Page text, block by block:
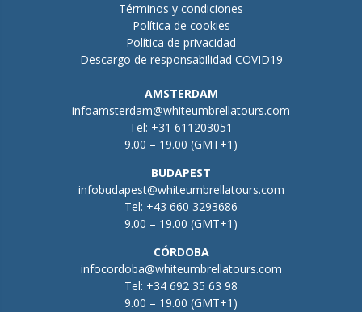
Términos y condiciones
Política de cookies
Política de privacidad
Descargo de responsabilidad COVID19
AMSTERDAM
infoamsterdam@whiteumbrellatours.com
Tel: +31 611203051
9.00 – 19.00 (GMT+1)
BUDAPEST
infobudapest@whiteumbrellatours.com
Tel: +43 660 3293686
9.00 – 19.00 (GMT+1)
CÓRDOBA
infocordoba@whiteumbrellatours.com
Tel: +34 692 35 63 98
9.00 – 19.00 (GMT+1)